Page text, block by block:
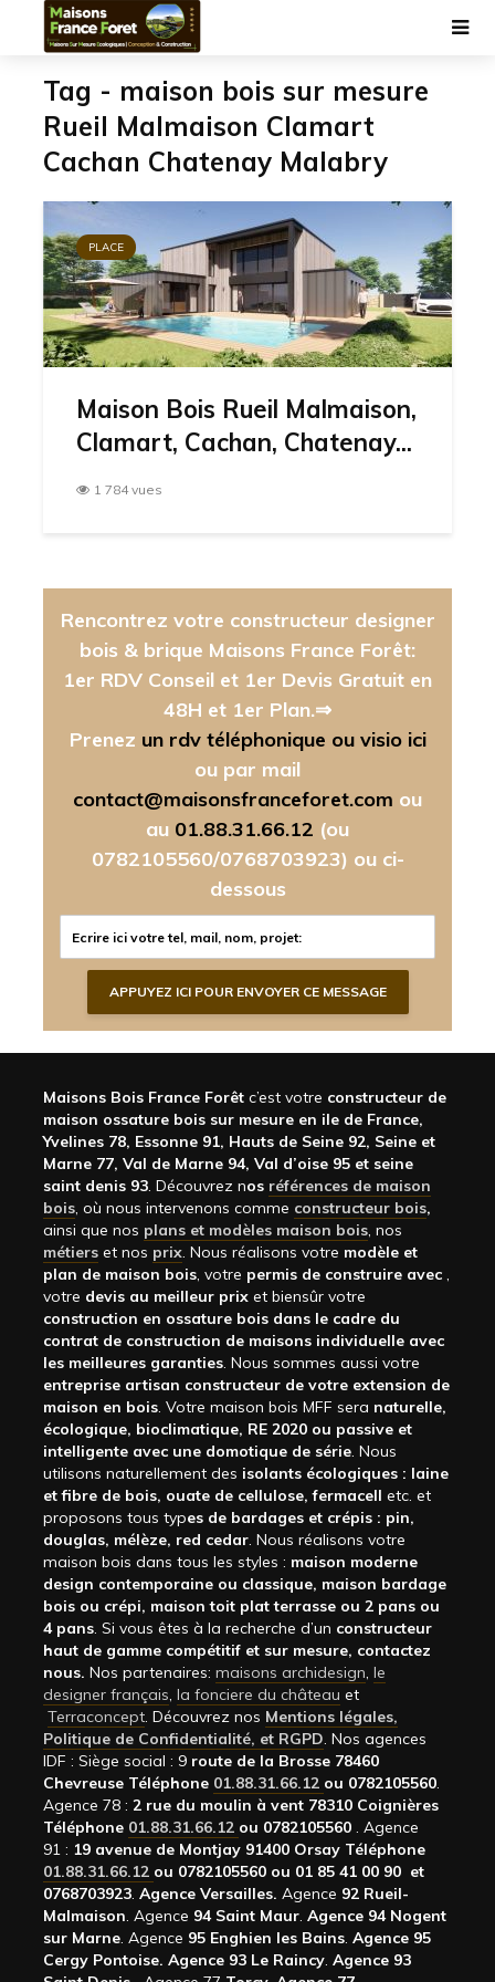
Tag - maison bois sur mesure
Rueil Malmaison Clamart
Cachan Chatenay Malabry
PLACE
Maison Bois Rueil Malmaison,
Clamart, Cachan, Chatenay...
1 784 vues
Rencontrez votre constructeur designer
bois & brique Maisons France Forêt:
1er RDV Conseil et 1er Devis Gratuit en
48H et 1er Plan.⇒
Prenez un rdv téléphonique ou visio ici
ou par mail
contact@maisonsfranceforet.com ou
au 01.88.31.66.12 (ou
0782105560/0768703923) ou ci-
dessous
Maisons Bois France Forêt c’est votre constructeur de
maison ossature bois sur mesure en ile de France,
Yvelines 78, Essonne 91, Hauts de Seine 92, Seine et
Marne 77, Val de Marne 94, Val d’oise 95 et seine
saint denis 93. Découvrez nos références de maison
bois, où nous intervenons comme constructeur bois,
ainsi que nos plans et modèles maison bois, nos
métiers et nos prix. Nous réalisons votre modèle et
plan de maison bois, votre permis de construire avec ,
votre devis au meilleur prix et biensûr votre
construction en ossature bois dans le cadre du
contrat de construction de maisons individuelle avec
les meilleures garanties. Nous sommes aussi votre
entreprise artisan constructeur de votre extension de
maison en bois. Votre maison bois MFF sera naturelle,
écologique, bioclimatique, RE 2020 ou passive et
intelligente avec une domotique de série. Nous
utilisons naturellement des isolants écologiques : laine
et fibre de bois, ouate de cellulose, fermacell etc. et
proposons tous types de bardages et crépis : pin,
douglas, mélèze, red cedar. Nous réalisons votre
maison bois dans tous les styles : maison moderne
design contemporaine ou classique, maison bardage
bois ou crépi, maison toit plat terrasse ou 2 pans ou
4 pans. Si vous êtes à la recherche d’un constructeur
haut de gamme compétitif et sur mesure, contactez
nous. Nos partenaires: maisons archidesign, le
designer français, la fonciere du château et
Terraconcept. Découvrez nos Mentions légales,
Politique de Confidentialité, et RGPD. Nos agences
IDF : Siège social : 9 route de la Brosse 78460
Chevreuse Téléphone 01.88.31.66.12 ou 0782105560.
Agence 78 : 2 rue du moulin à vent 78310 Coignières
Téléphone 01.88.31.66.12 ou 0782105560 . Agence
91 : 19 avenue de Montjay 91400 Orsay Téléphone
01.88.31.66.12 ou 0782105560 ou 01 85 41 00 90 et
0768703923. Agence Versailles. Agence 92 Rueil-
Malmaison. Agence 94 Saint Maur. Agence 94 Nogent
sur Marne. Agence 95 Enghien les Bains. Agence 95
Cergy Pontoise. Agence 93 Le Raincy. Agence 93